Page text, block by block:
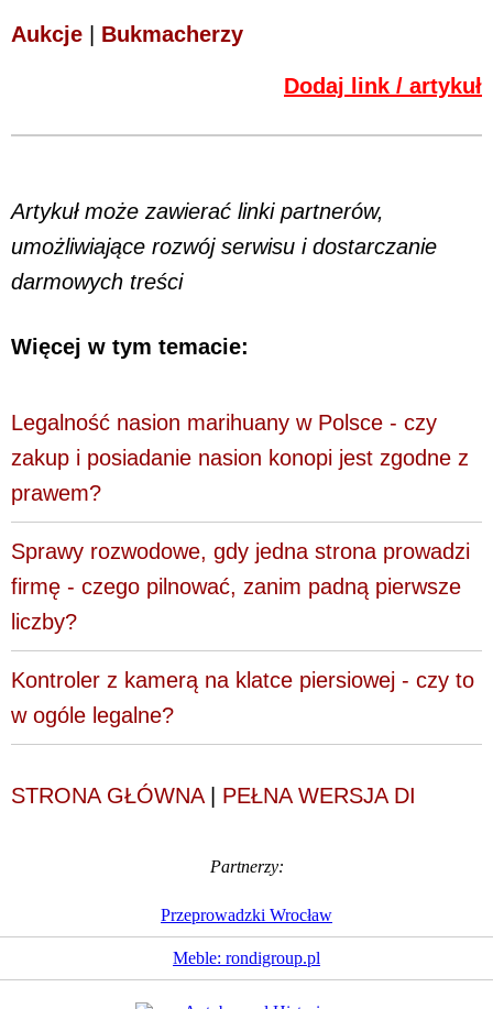
Aukcje Bukmacherzy
Dodaj link / artykuł
Artykuł może zawierać linki partnerów,
umożliwiające rozwój serwisu i dostarczanie
darmowych treści
Więcej w tym temacie:
Legalność nasion marihuany w Polsce - czy
zakup i posiadanie nasion konopi jest zgodne z
prawem?
Sprawy rozwodowe, gdy jedna strona prowadzi
firmę - czego pilnować, zanim padną pierwsze
liczby?
Kontroler z kamerą na klatce piersiowej - czy to
w ogóle legalne?
STRONA GŁÓWNA| PEŁNA WERSJA DI
Partnerzy:
Przeprowadzki Wrocław
Meble: rondigroup.pl